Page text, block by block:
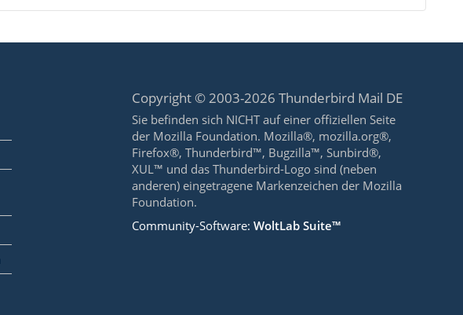
Copyright © 2003-2026 Thunderbird Mail DE
Sie befinden sich NICHT auf einer offiziellen Seite
der Mozilla Foundation. Mozilla®, mozilla.org®,
Firefox®, Thunderbird™, Bugzilla™, Sunbird®,
XUL™ und das Thunderbird-Logo sind (neben
anderen) eingetragene Markenzeichen der Mozilla
Foundation.
Community-Software:WoltLab Suite™